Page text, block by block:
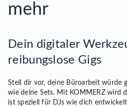
mehr
Dein digitaler
reibungslose Gigs
Stell dir vor, deine Büroarbeit würde
wie deine Sets. Mit KOMMERZ wird
ist speziell für DJs wie dich